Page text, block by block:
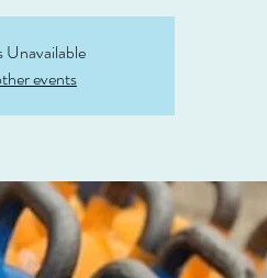
Unavailable
events